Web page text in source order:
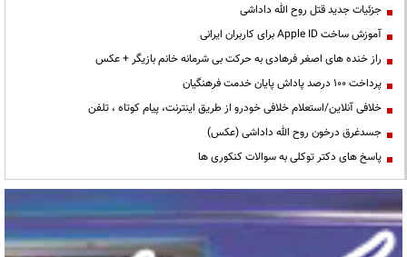
جزئیات جدید قتل روح الله داداشی
آموزش ساخت Apple ID برای کاربران ایرانی
راز خنده های اصغر فرهادی به حرکت بی شرمانه خانم بازیگر + عکس
پرداخت ۱۰۰ درصد پاداش پایان خدمت فرهنگیان
خلافی آنلاین/استعلام خلافی خودرو از طریق اینترنت، پیام کوتاه ، تلفن
جسدغرق درخون روح الله داداشی (عکس)
پاسخ های دکتر توکلی به سوالات کنکوری ها